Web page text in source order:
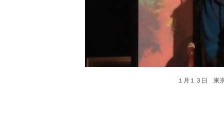
１月１３日 東